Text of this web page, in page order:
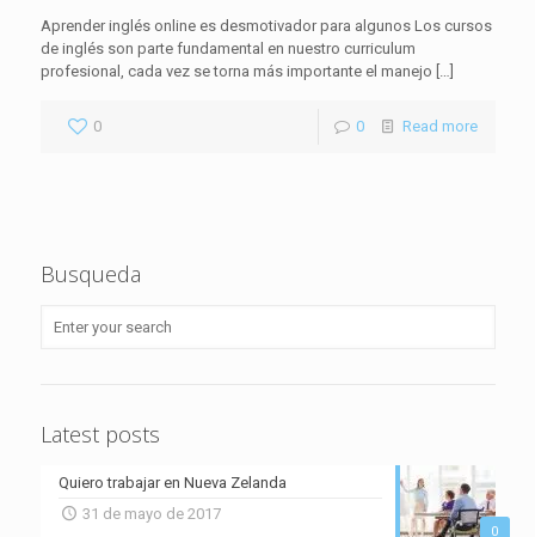
Aprender inglés online es desmotivador para algunos Los cursos
de inglés son parte fundamental en nuestro curriculum
profesional, cada vez se torna más importante el manejo […]
0 0 Read more
Busqueda
Latest posts
0
Quiero trabajar en Nueva Zelanda
31 de mayo de 2017